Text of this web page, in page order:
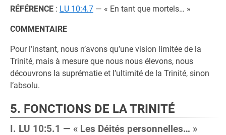
RÉFÉRENCE : LU 10:4.7 — « En tant que mortels… »
COMMENTAIRE
Pour l’instant, nous n’avons qu’une vision limitée de la
Trinité, mais à mesure que nous nous élevons, nous
découvrons la suprématie et l’ultimité de la Trinité, sinon
l’absolu.
5. FONCTIONS DE LA TRINITÉ
I. LU 10:5.1 — « Les Déités personnelles… »